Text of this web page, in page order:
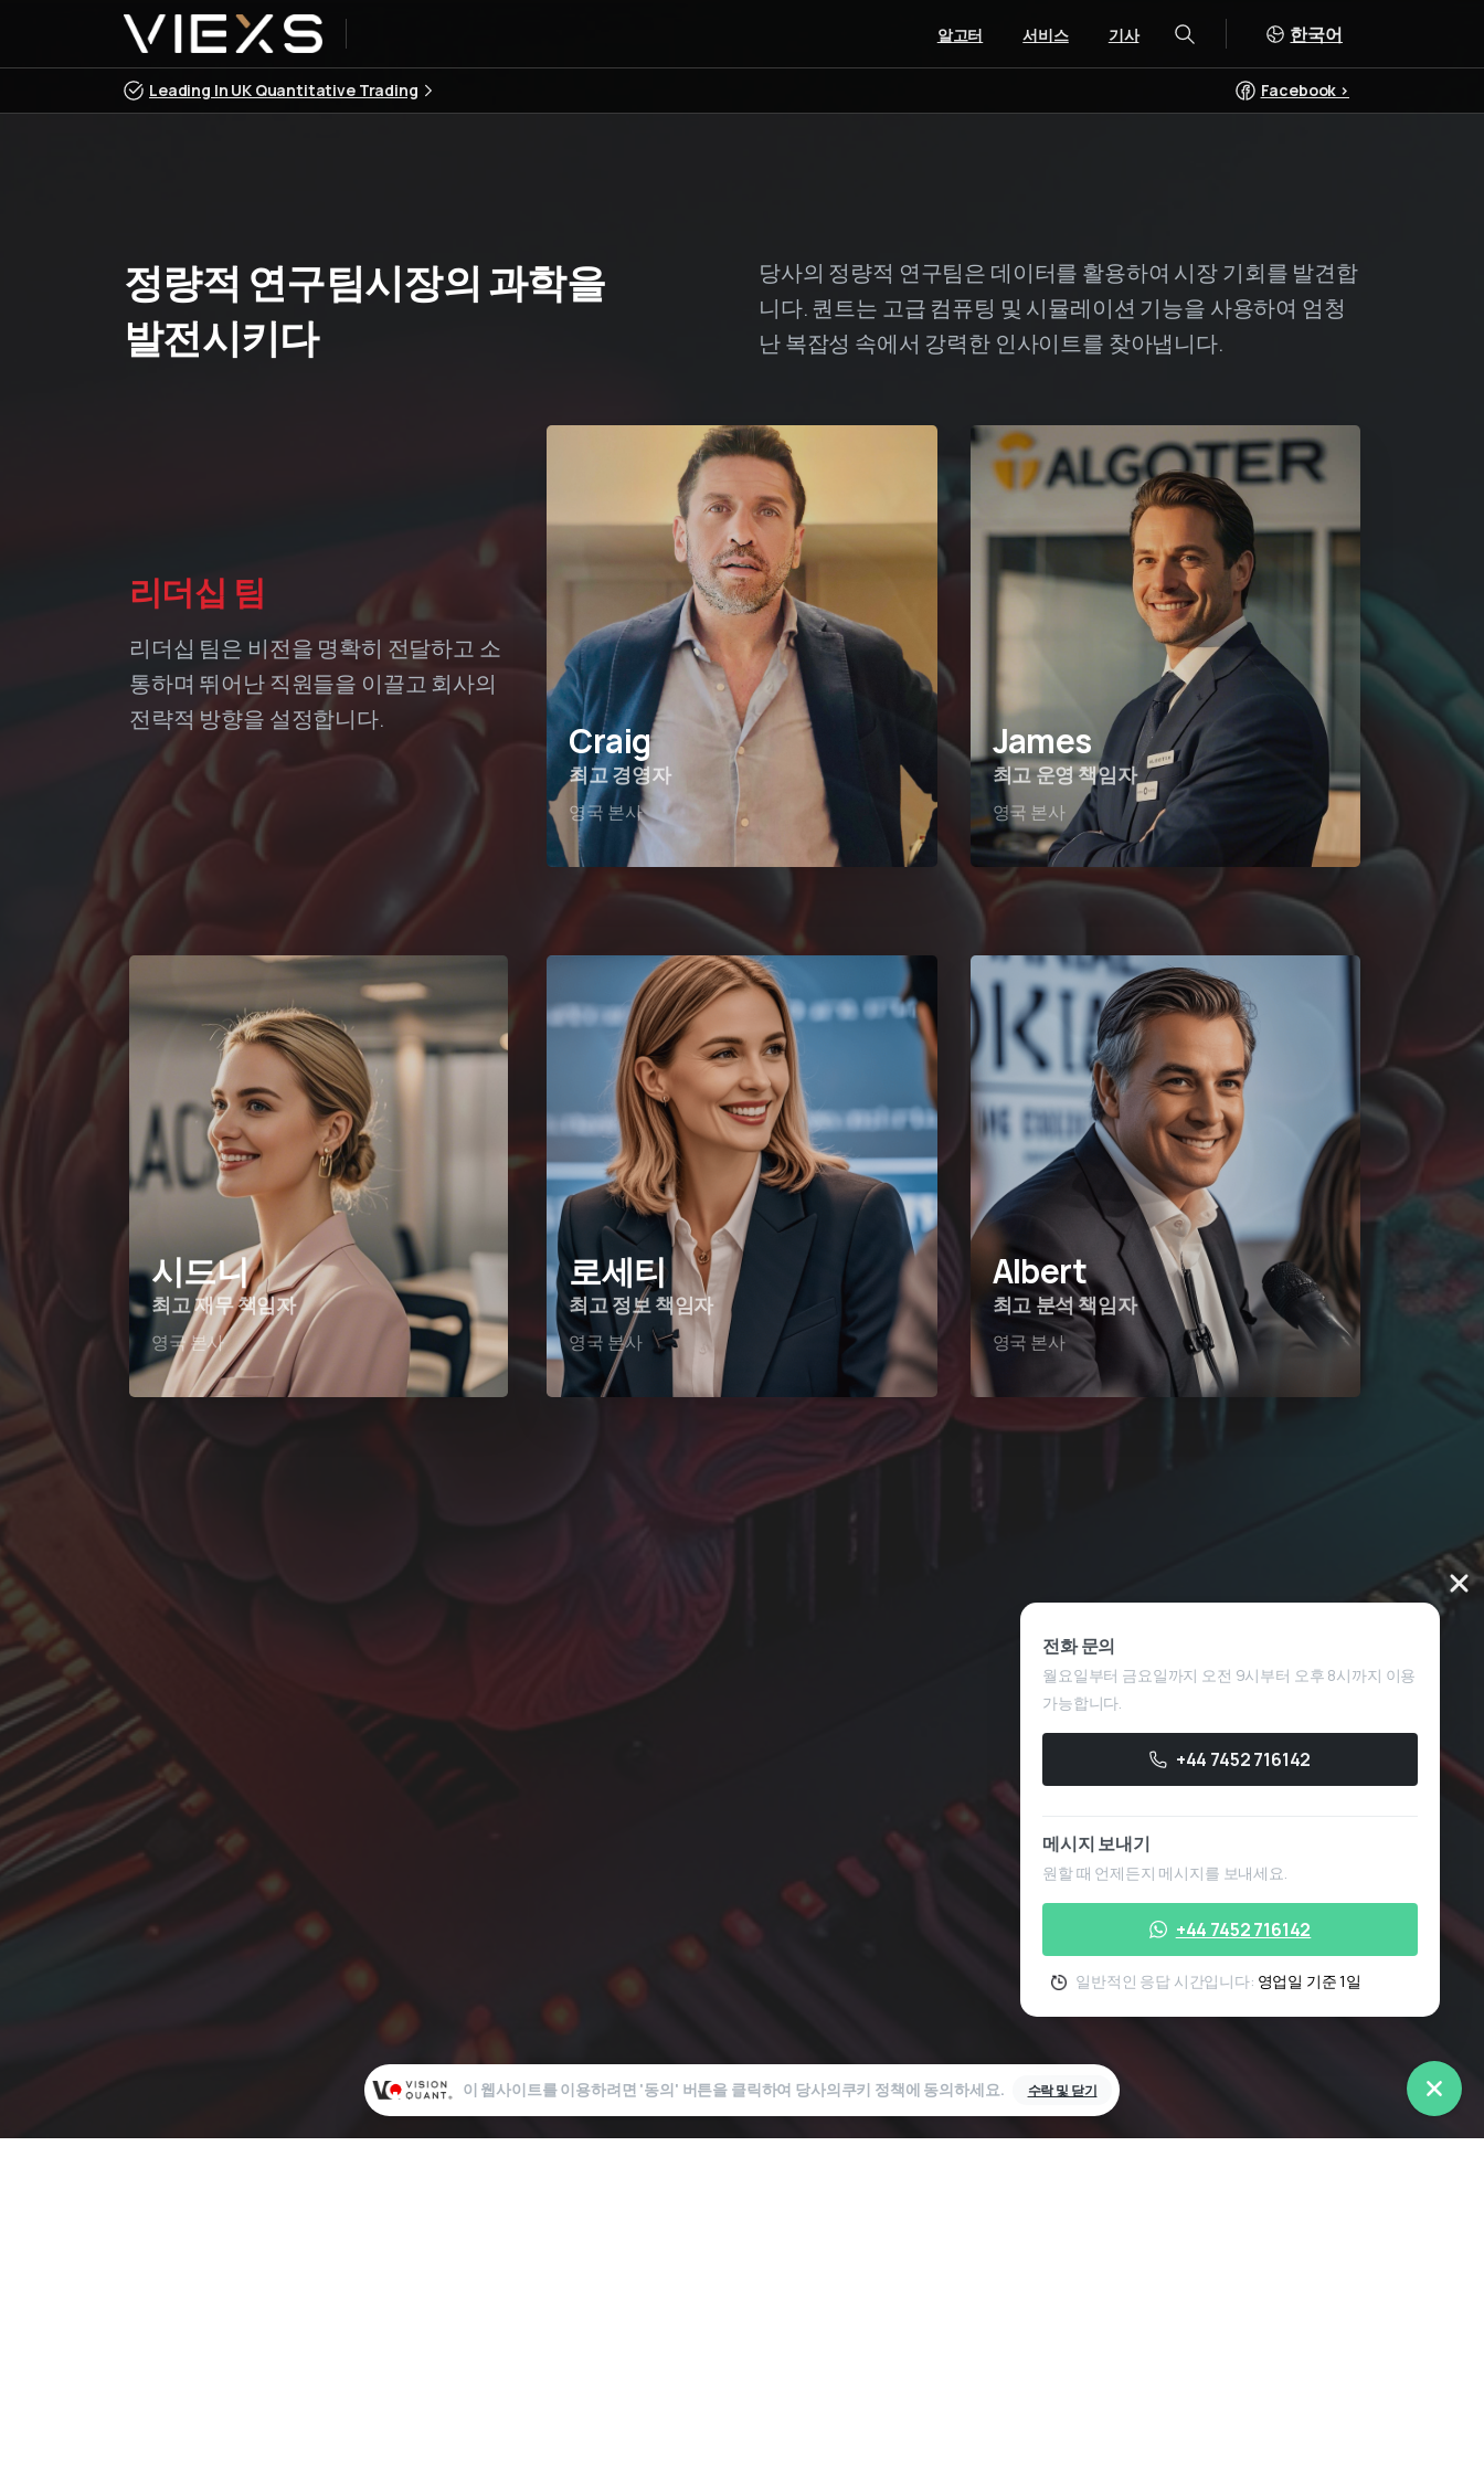
알고터 서비스 기사
검색 한국어
Leading In UK Quantitative Trading Facebook >
정량적 연구팀시장의 과학을
발전시키다
당사의 정량적 연구팀은 데이터를 활용하여 시장 기회를 발견합
니다. 퀀트는 고급 컴퓨팅 및 시뮬레이션 기능을 사용하여 엄청
난 복잡성 속에서 강력한 인사이트를 찾아냅니다.
리더십 팀
리더십 팀은 비전을 명확히 전달하고 소
통하며 뛰어난 직원들을 이끌고 회사의
전략적 방향을 설정합니다.
Craig
최고 경영자
영국 본사
James
최고 운영 책임자
영국 본사
시드니
최고 재무 책임자
영국 본사
로세티
최고 정보 책임자
영국 본사
Albert
최고 분석 책임자
영국 본사
전화 문의
월요일부터 금요일까지 오전 9시부터 오후 8시까지 이용
가능합니다.
+44 7452 716142
메시지 보내기
원할 때 언제든지 메시지를 보내세요.
+44 7452 716142
일반적인 응답 시간입니다: 영업일 기준 1일
이 웹사이트를 이용하려면 '동의' 버튼을 클릭하여 당사의쿠키 정책에 동의하세요. 수락 및 닫기
고객이 쉽게 액세스하고 참조할 수 있도록 최신 전략 보고서와 계정 거
래 업데이트를 정기적으로 게시합니다.
비전 퀀트는 전략 개발 분야에서 10년 이상의 경험을 가진
퀀트 트레이딩 서비스 회사로, 독점 트레이딩에 중점을 두
정보
3층 로포드 하우스, 앨버트 플레이스, 런던, 영국, N3 1QA